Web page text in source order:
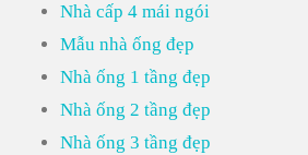
Nhà cấp 4 mái ngói
Mẫu nhà ống đẹp
Nhà ống 1 tầng đẹp
Nhà ống 2 tầng đẹp
Nhà ống 3 tầng đẹp